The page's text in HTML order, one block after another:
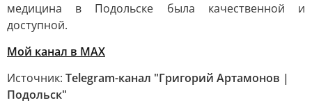
медицина в Подольске была качественной и
доступной.
Мой канал в МАХ
Источник: Telegram-канал "Григорий Артамонов |
Подольск"